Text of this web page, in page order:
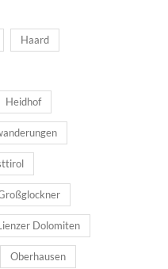
Haard
Heidhof
Dolomiten
Oberhausen